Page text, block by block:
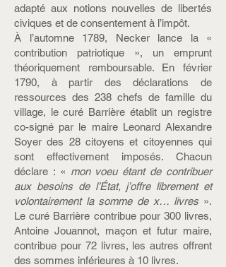
adapté aux notions nouvelles de libertés
civiques et de consentement à l’impôt.
À l’automne 1789, Necker lance la «
contribution patriotique », un emprunt
théoriquement remboursable. En février
1790, à partir des déclarations de
ressources des 238 chefs de famille du
village, le curé Barrière établit un registre
co-signé par le maire Leonard Alexandre
Soyer des 28 citoyens et citoyennes qui
sont effectivement imposés. Chacun
déclare : « mon voeu étant de contribuer
aux besoins de l’État, j’offre librement et
volontairement la somme de x… livres ».
Le curé Barrière contribue pour 300 livres,
Antoine Jouannot, maçon et futur maire,
contribue pour 72 livres, les autres offrent
des sommes inférieures à 10 livres.